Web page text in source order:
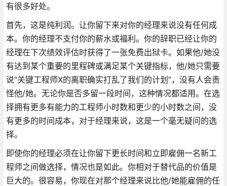
有很多好处。
首先，这是纯利润。让你留下来对你的经理来说没有任何成
本。你的经理不支付你的薪水或福利。你的辞职已经让你的
经理在下次绩效评估时获得了一张免费出狱卡。如果他/她没
有达到某个重要的里程碑或满足某个关键指标，他/她只需要
说“关键工程师X的离职确实打乱了我们的计划”，没有人会责
怪他/她。无论你是否多留一段时间，这种情况都适用。在选
择拥有更多有能力的工程师小时数和更少的小时数之间，没
有更多的时间成本，对于经理来说，这是一个毫无疑问的选
择。
即使你的经理必须在让你留下更长时间和立即雇佣一名新工
程师之间做选择，情况也是如此。你相对于替代品的价值是
巨大的。很容易，你现在对那个经理来说比他/她能雇佣的任